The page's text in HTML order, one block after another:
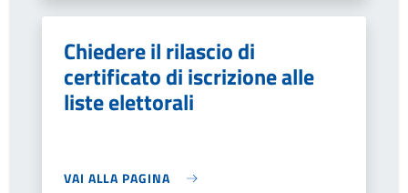
Chiedere il rilascio di
certificato di iscrizione alle
liste elettorali
VAI ALLA PAGINA